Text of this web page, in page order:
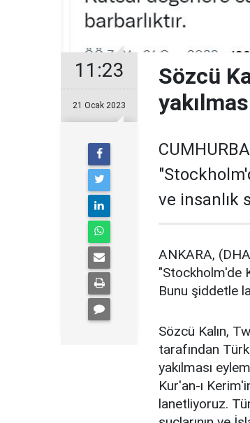
11:23
21 Ocak 2023
Sözcü
ve insanlık
ANKARA,
"Stockholm'de
Bunu şiddetle
Sözcü Kalın,
tarafından
yakılması
Kur'an-ı
lanetliyoruz.